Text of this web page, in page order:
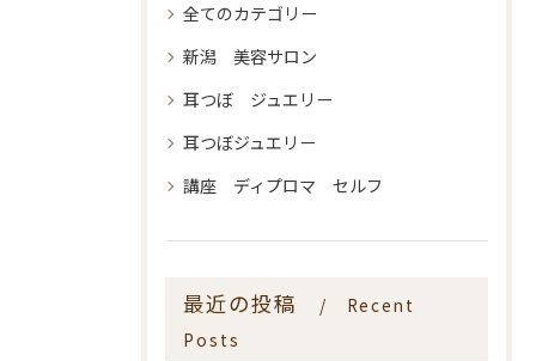
全てのカテゴリー
新潟 美容サロン
耳つぼ ジュエリー
耳つぼジュエリー
講座 ディプロマ セルフ
最近の投稿
Recent
Posts